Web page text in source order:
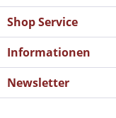
Shop Service
Informationen
Newsletter